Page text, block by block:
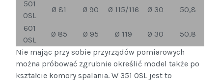
501
OSL
Ø 81 Ø 90 Ø 115/116 Ø 30
50,8
601
OSL
Ø 85 Ø 95 Ø 119 Ø 30
50,8
Nie mając przy sobie przyrządów pomiarowych
można próbować zgrubnie określić model także po
kształcie komory spalania. W 351 OSL jest to